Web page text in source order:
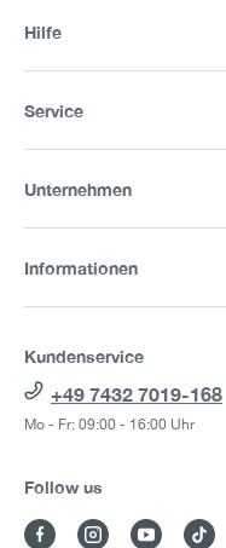
Hilfe
Service
Unternehmen
Informationen
Kundenservice
+49 7432 7019-168
Mo - Fr: 09:00 - 16:00 Uhr
Follow us